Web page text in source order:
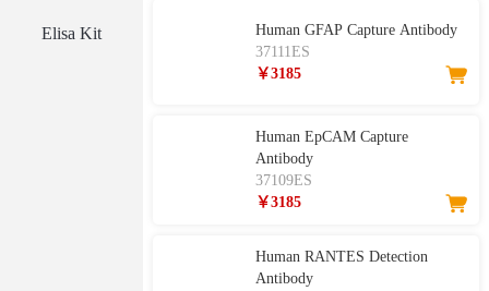
Elisa Kit
Human GFAP Capture Antibody
37111ES
￥3185
Human EpCAM Capture
Antibody
37109ES
￥3185
Human RANTES Detection
Antibody